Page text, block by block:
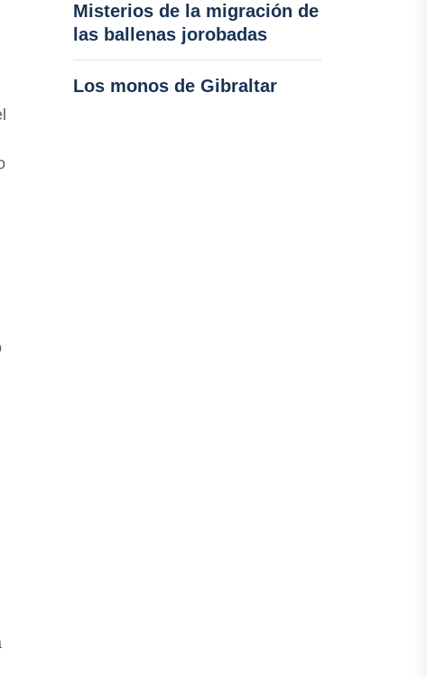
Misterios de la migración de
las ballenas jorobadas
Los monos de Gibraltar